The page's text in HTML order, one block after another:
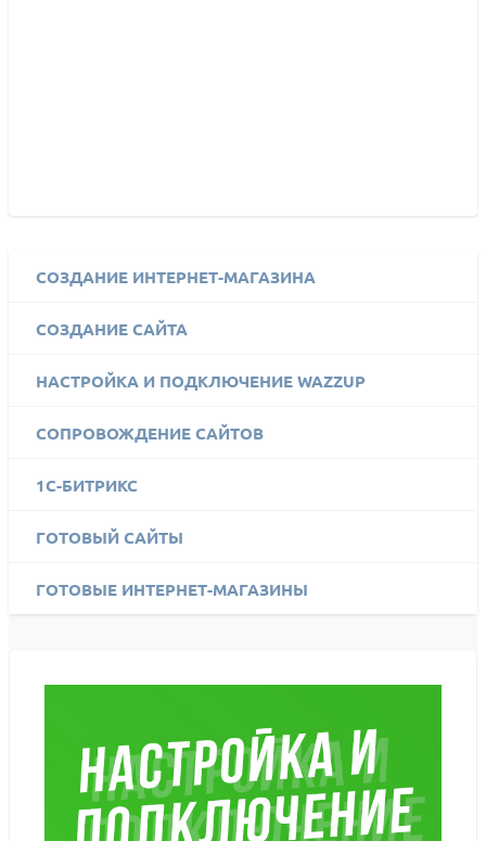
СОЗДАНИЕ ИНТЕРНЕТ-МАГАЗИНА
СОЗДАНИЕ САЙТА
НАСТРОЙКА И ПОДКЛЮЧЕНИЕ WAZZUP
СОПРОВОЖДЕНИЕ САЙТОВ
1C-БИТРИКС
ГОТОВЫЙ САЙТЫ
ГОТОВЫЕ ИНТЕРНЕТ-МАГАЗИНЫ